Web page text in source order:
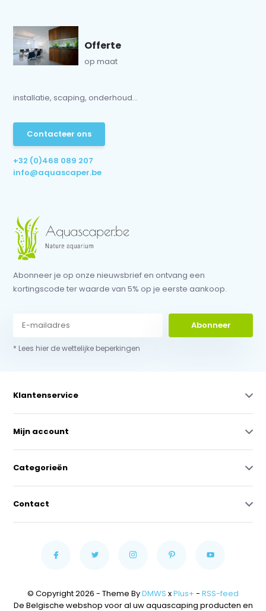
Offerte
op maat
installatie, scaping, onderhoud...
Contacteer ons
+32 (0)468 089 207
info@aquascaper.be
Abonneer je op onze nieuwsbrief en ontvang een
kortingscode ter waarde van 5% op je eerste aankoop.
Abonneer
* Lees hier de wettelijke beperkingen
Klantenservice
Mijn account
Categorieën
Contact
© Copyright 2026 - Theme ByDMWS xPlus+ - RSS-feed
De Belgische webshop voor al uw aquascaping producten en